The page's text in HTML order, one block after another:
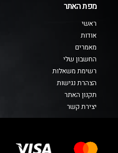
מפת האתר
ראשי
אודות
מאמרים
החשבון שלי
רשימת משאלות
הצהרת נגישות
תקנון האתר
יצירת קשר